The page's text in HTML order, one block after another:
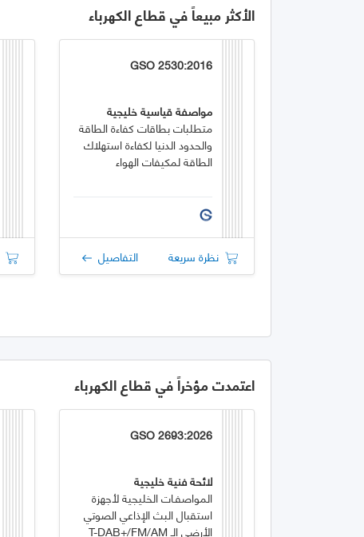
الأكثر مبيعاً في قطاع الكهرباء
GSO 2530:2016
مواصفة قياسية خليجية
متطلبات بطاقات كفاءة الطاقة
والحدود الدنيا لكفاءة استهلاك
الطاقة لمكيفات الهواء
نظرة سريعة التفاصيل
اعتمدت مؤخراً في قطاع الكهرباء
GSO 2693:2026
لائحة فنية خليجية
المواصفـات الخليجية لأجهزة
استقبال البث الإذاعي الصوتي
الأرضي الـ T-DAB+/FM/AM